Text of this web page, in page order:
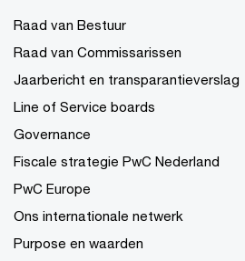
Raad van Bestuur
Raad van Commissarissen
Jaarbericht en transparantieverslag
Line of Service boards
Governance
Fiscale strategie PwC Nederland
PwC Europe
Ons internationale netwerk
Purpose en waarden